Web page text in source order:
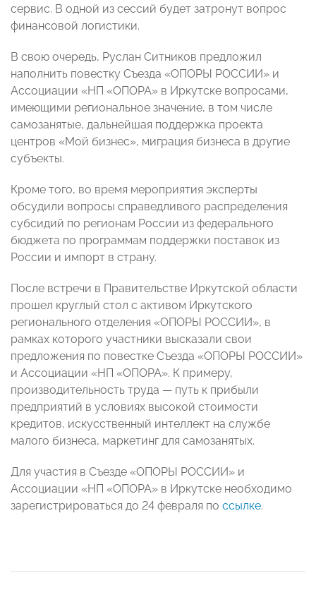
сервис. В одной из сессий будет затронут вопрос
финансовой логистики.
В свою очередь, Руслан Ситников предложил
наполнить повестку Съезда «ОПОРЫ РОССИИ» и
Ассоциации «НП «ОПОРА» в Иркутске вопросами,
имеющими региональное значение, в том числе
самозанятые, дальнейшая поддержка проекта
центров «Мой бизнес», ⁠миграция бизнеса в другие
субъекты.
Кроме того, во время мероприятия эксперты
обсудили вопросы справедливого распределения
субсидий по регионам России из федерального
бюджета по программам поддержки поставок из
России и импорт в страну.
После встречи в Правительстве Иркутской области
прошел круглый стол с активом Иркутского
регионального отделения «ОПОРЫ РОССИИ», в
рамках которого участники высказали свои
предложения по повестке Съезда «ОПОРЫ РОССИИ»
и Ассоциации «НП «ОПОРА». К примеру,
производительность труда — путь к прибыли
предприятий в условиях высокой стоимости
кредитов, ⁠искусственный интеллект на службе
малого бизнеса, маркетинг для самозанятых.
Для участия в Съезде «ОПОРЫ РОССИИ» и
Ассоциации «НП «ОПОРА» в Иркутске необходимо
зарегистрироваться до 24 февраля по ссылке.